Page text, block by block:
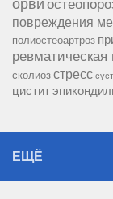
орви
повреждения
полиостеоартроз
сколиоз стресс
цистит
ЕЩЁ